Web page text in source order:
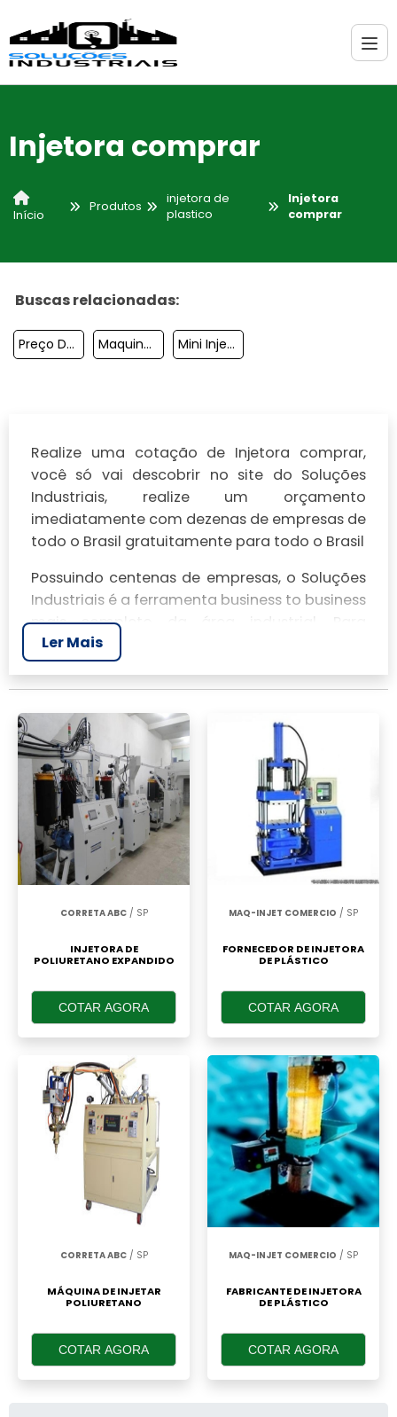
Injetora comprar
Início
Produtos
injetora de
plastico
Injetora
comprar
Buscas relacionadas:
Preço De Injetora Maquina De Injetar Plastico Mini Injetora De Plástico Manual
Realize uma cotação de Injetora comprar,
você só vai descobrir no site do Soluções
Industriais, realize um orçamento
imediatamente com dezenas de empresas de
todo o Brasil gratuitamente para todo o Brasil
Possuindo centenas de empresas, o Soluções
Industriais é a ferramenta business to business
mais completo da área industrial. Para
realizar um orçamento de Injetora comprar,
clique em um ou mais dos anuciantes a
seguir:
Ler Mais
CORRETA ABC/ SP
INJETORA DE
POLIURETANO EXPANDIDO
COTAR AGORA
MAQ-INJET COMERCIO / SP
FORNECEDOR DE INJETORA
DE PLÁSTICO
COTAR AGORA
CORRETA ABC/ SP
MÁQUINA DE INJETAR
POLIURETANO
COTAR AGORA
MAQ-INJET COMERCIO / SP
FABRICANTE DE INJETORA
DE PLÁSTICO
COTAR AGORA